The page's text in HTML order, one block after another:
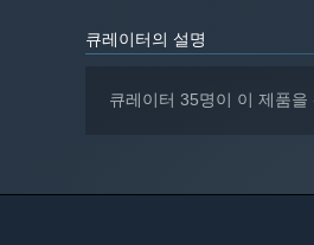
큐레이터의 설명
큐레이터 35명이 이 제품